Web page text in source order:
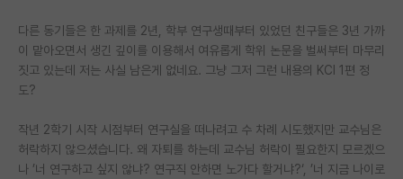
유학교육
이벤트
반도체 아카데미
재팬라운지 🌸
다른 동기들은 한 과제를 2년, 학부 연구생때부터 있었던 친구들은 3년 가까
이 맡아오면서 생긴 깊이를 이용해서 여유롭게 학위 논문을 벌써부터 마무리
짓고 있는데 저는 사실 남은게 없네요. 그냥 그저 그런 내용의 KCI 1편 정
도?
작년 2학기 시작 시점부터 연구실을 떠나려고 수 차례 시도했지만 교수님은
허락하지 않으셨습니다. 왜 자퇴를 하는데 교수님 허락이 필요한지 모르겠으
나 ’너 연구하고 싶지 않냐? 연구직 안하면 노가다 할거냐?‘, ’너 지금 나이로